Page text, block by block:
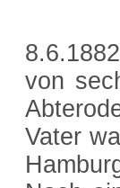
von
Vater